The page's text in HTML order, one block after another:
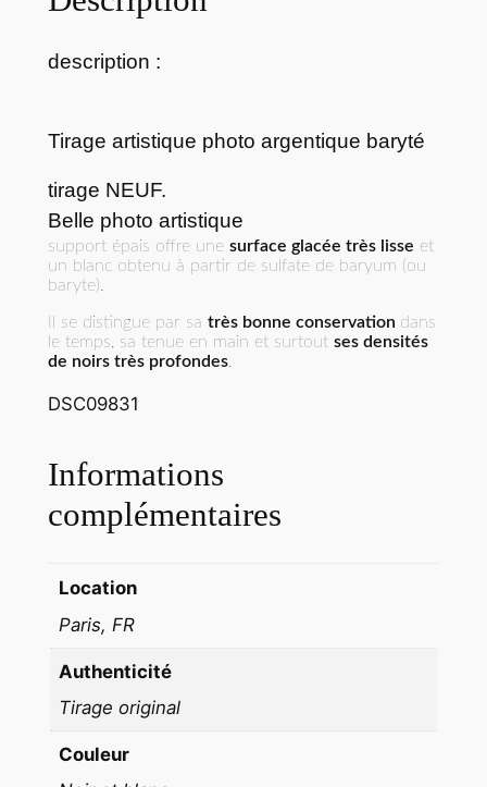
e
h
o
t
o
é
r
i
e
a
e
i
description :
Tirage artistique photo argentique baryté
tirage NEUF.
Belle photo artistique
support épais offre une surface glacée très lisse et
un blanc obtenu à partir de sulfate de baryum (ou
baryte).
Il se distingue par sa très bonne conservation dans
le temps, sa tenue en main et surtout ses densités
de noirs très profondes.
DSC09831
Informations
complémentaires
Location
Paris, FR
Authenticité
Tirage original
Couleur